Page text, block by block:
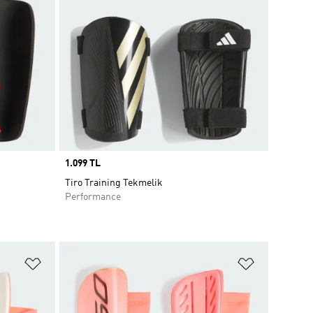
Price
1.099 TL
Tiro Training Tekmelik
Performance